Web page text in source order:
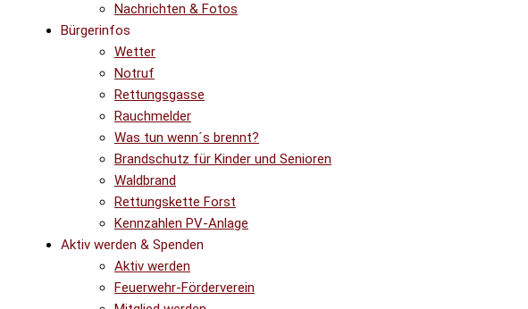
Nachrichten & Fotos
Bürgerinfos
Wetter
Notruf
Rettungsgasse
Rauchmelder
Was tun wenn´s brennt?
Brandschutz für Kinder und Senioren
Waldbrand
Rettungskette Forst
Kennzahlen PV-Anlage
Aktiv werden & Spenden
Aktiv werden
Feuerwehr-Förderverein